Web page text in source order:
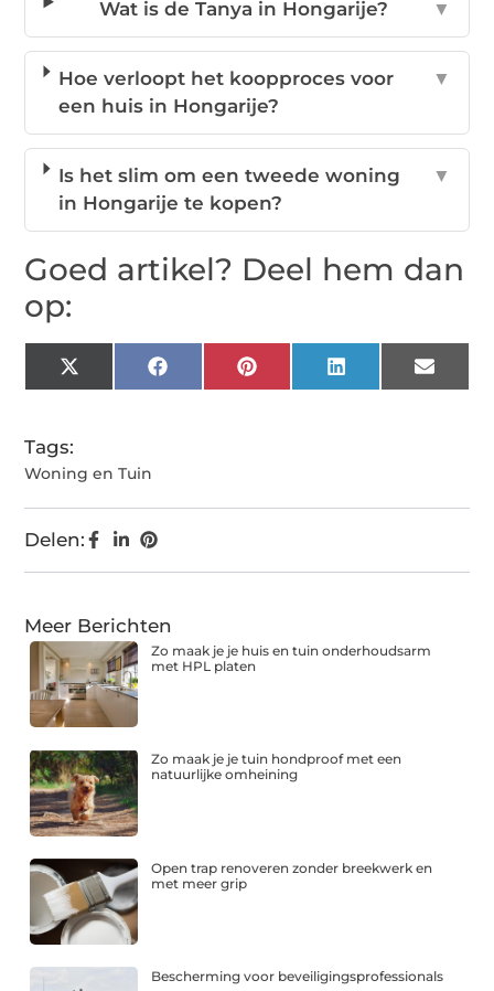
Wat is de Tanya in Hongarije? ▼
Hoe verloopt het koopproces voor
een huis in Hongarije?
▼
Is het slim om een tweede woning
in Hongarije te kopen?
▼
Goed artikel? Deel hem dan
op:
X
(Twitter)
FacebookPinterestLinkedIn Email
Tags:
Woning en Tuin
Delen:
Meer Berichten
Zo maak je je huis en tuin onderhoudsarm
met HPL platen
Zo maak je je tuin hondproof met een
natuurlijke omheining
Open trap renoveren zonder breekwerk en
met meer grip
Bescherming voor beveiligingsprofessionals